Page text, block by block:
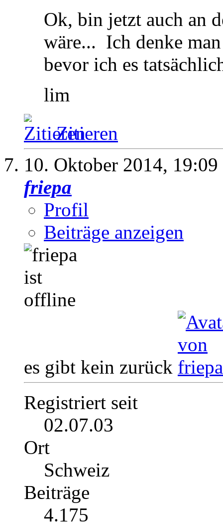
Ok, bin jetzt auch an
wäre... Ich denke
bevor ich es
lim
Zitieren
10. Oktober 2014, 19:09
friepa
Profil
Beiträge anzeigen
es gibt kein zurück
Registriert seit
02.07.03
Ort
Schweiz
Beiträge
4.175